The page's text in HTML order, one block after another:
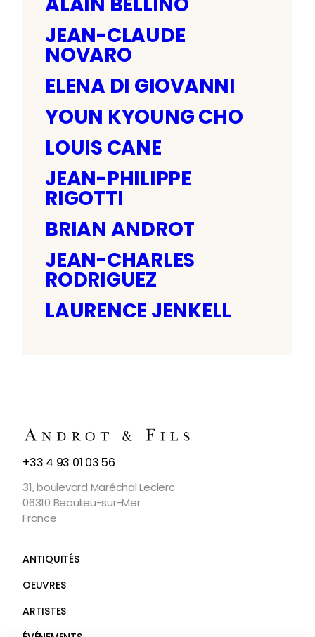
JEAN-CLAUDE
NOVARO
ELENA DI GIOVANNI
YOUN KYOUNG CHO
LOUIS CANE
JEAN-PHILIPPE
RIGOTTI
BRIAN ANDROT
JEAN-CHARLES
RODRIGUEZ
LAURENCE JENKELL
NOUS
+33 4 93 01 03 56
31, boulevard Maréchal Leclerc
06310 Beaulieu-sur-Mer
France
ANTIQUITÉS
OEUVRES
ARTISTES